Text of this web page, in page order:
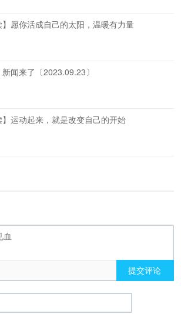
】愿你活成自己的太阳，温暖有力量
闻来了〔2023.09.23〕
】运动起来，就是改变自己的开始
提交评论